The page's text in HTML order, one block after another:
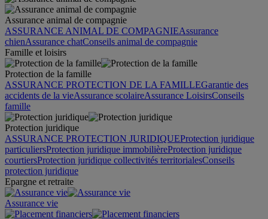
Assurance animal de compagnie
ASSURANCE ANIMAL DE COMPAGNIEAssurance
chienAssurance chatConseils animal de compagnie
Famille et loisirs
Protection de la famille
ASSURANCE PROTECTION DE LA FAMILLEGarantie des
accidents de la vieAssurance scolaireAssurance LoisirsConseils
famille
Protection juridique
ASSURANCE PROTECTION JURIDIQUEProtection juridique
particuliersProtection juridique immobilièreProtection juridique
courtiersProtection juridique collectivités territorialesConseils
protection juridique
Epargne et retraite
Assurance vie